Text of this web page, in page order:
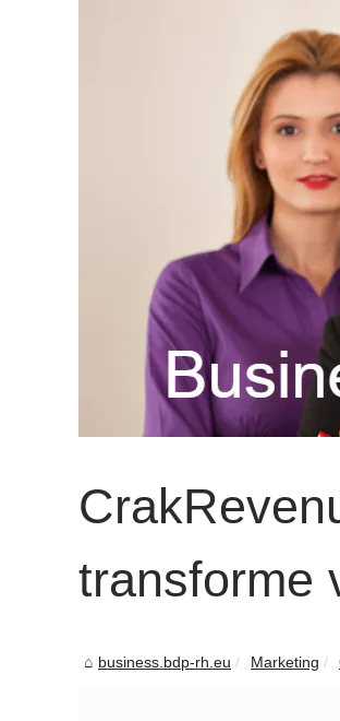
transforme
business.bdp-rh.eu Marketing